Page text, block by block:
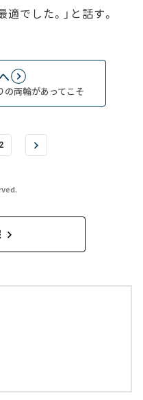
でした。」と話す。
の両輪があってこそ
2